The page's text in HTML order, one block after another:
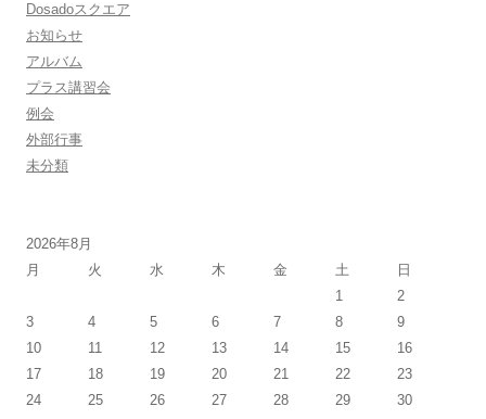
Dosadoスクエア
お知らせ
アルバム
プラス講習会
例会
外部行事
未分類
2026年8月
月
火 水 木 金 土
日
1
2
3
4 5 6 7 8
9
10
11 12 13 14 15
16
17
18 19 20 21 22
23
24
25 26 27 28 29
30